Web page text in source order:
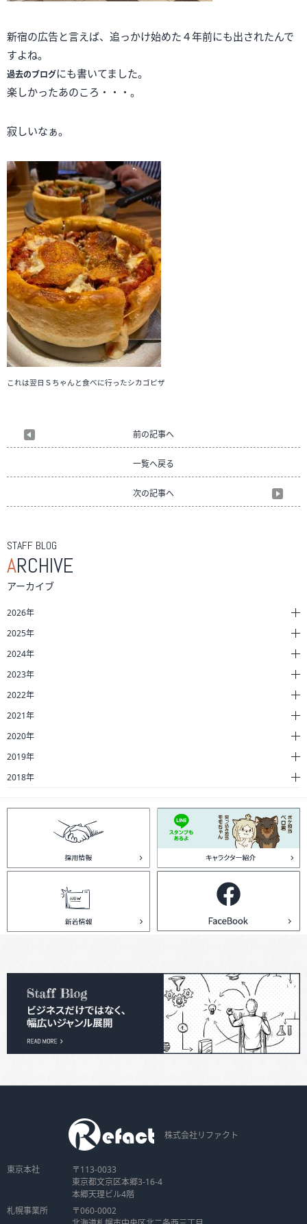
新宿の広告と言えば、追っかけ始めた４年前にも出されたんで
すよね。
過去のブログにも書いてました。
楽しかったあのころ・・・。
寂しいなぁ。
これは翌日Ｓちゃんと食べに行ったシカゴピザ
前の記事へ
一覧へ戻る
次の記事へ
STAFF BLOG
ARCHIVE
アーカイブ
2026年
2025年
2024年
2023年
2022年
2021年
2020年
2019年
2018年
株式会社リファクト
東京本社
〒113-0033
東京都文京区本郷3-16-4
本郷天理ビル4階
札幌事業所
〒060-0002